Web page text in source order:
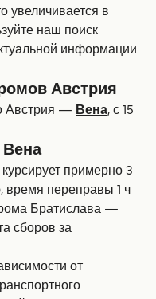
увеличивается в
наш поиск
информации
Австрия
Австрия — Вена, с 15
Вена
курсирует примерно 3
время переправы 1 ч
Братислава —
сборов за
от